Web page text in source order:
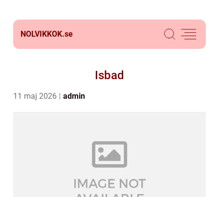
NOLVIKKOK.se
Isbad
11 maj 2026 admin